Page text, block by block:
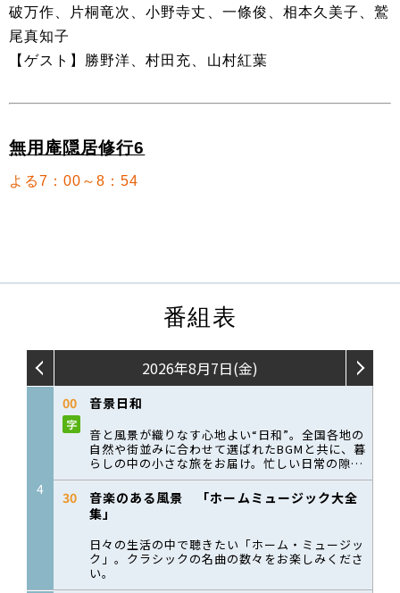
破万作、片桐竜次、小野寺丈、一條俊、相本久美子、鷲
尾真知子
【ゲスト】勝野洋、村田充、山村紅葉
無用庵隠居修行6
よる7：00～8：54
番組表